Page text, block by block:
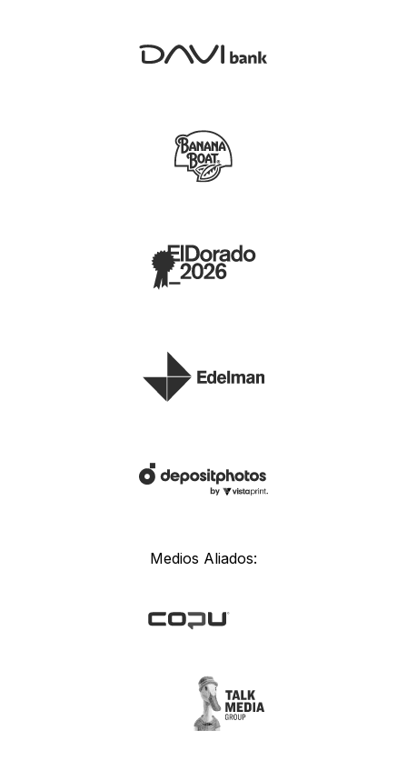
Medios Aliados: